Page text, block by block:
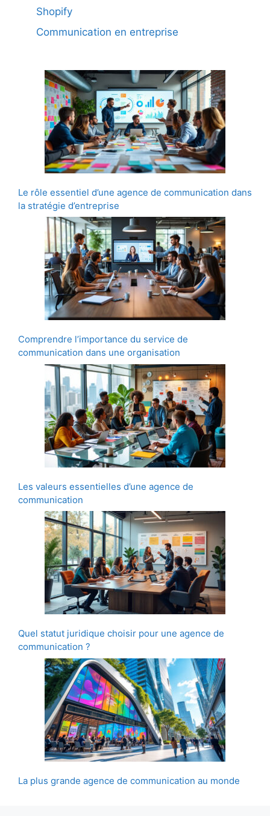
Shopify
Communication en entreprise
Le rôle essentiel d’une agence de communication dans
la stratégie d’entreprise
Comprendre l’importance du service de
communication dans une organisation
Les valeurs essentielles d’une agence de
communication
Quel statut juridique choisir pour une agence de
communication ?
La plus grande agence de communication au monde